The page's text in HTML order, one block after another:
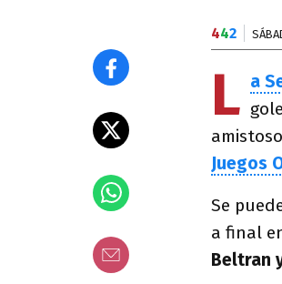
442
L a
Juegos
Se
a final
Beltran